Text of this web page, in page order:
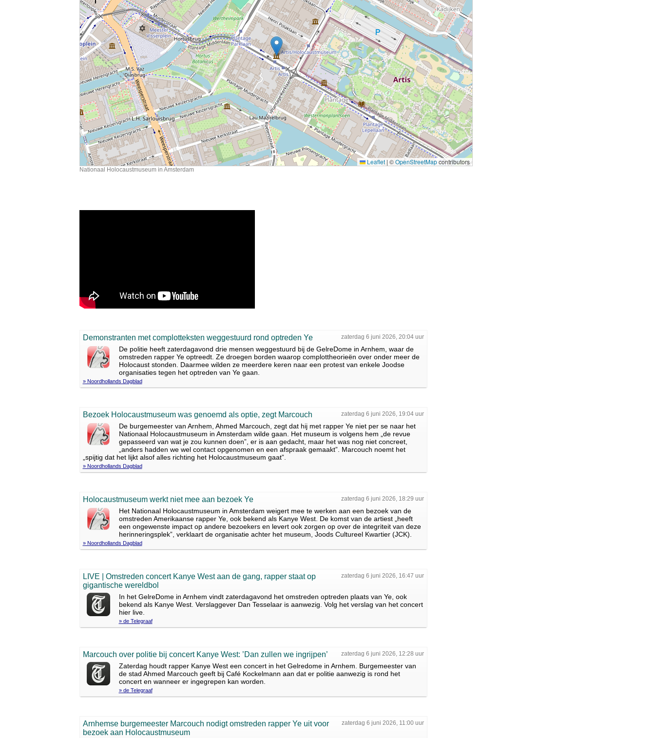
Leaflet | ©OpenStreetMapcontributors
Nationaal Holocaustmuseum in Amsterdam
zaterdag 6 juni 2026, 20:04 uur
Demonstranten met complotteksten weggestuurd rond optreden Ye
De politie heeft zaterdagavond drie mensen weggestuurd bij de GelreDome in Arnhem, waar de
omstreden rapper Ye optreedt. Ze droegen borden waarop complottheorieën over onder meer de
Holocaust stonden. Daarmee wilden ze meerdere keren naar een protest van enkele Joodse
organisaties tegen het optreden van Ye gaan.
» Noordhollands Dagblad
zaterdag 6 juni 2026, 19:04 uur
Bezoek Holocaustmuseum was genoemd als optie, zegt Marcouch
De burgemeester van Arnhem, Ahmed Marcouch, zegt dat hij met rapper Ye niet per se naar het
Nationaal Holocaustmuseum in Amsterdam wilde gaan. Het museum is volgens hem „de revue
gepasseerd van wat je zou kunnen doen”, er is aan gedacht, maar het was nog niet concreet,
„anders hadden we wel contact opgenomen en een afspraak gemaakt”. Marcouch noemt het
„spijtig dat het lijkt alsof alles richting het Holocaustmuseum gaat”.
» Noordhollands Dagblad
zaterdag 6 juni 2026, 18:29 uur
Holocaustmuseum werkt niet mee aan bezoek Ye
Het Nationaal Holocaustmuseum in Amsterdam weigert mee te werken aan een bezoek van de
omstreden Amerikaanse rapper Ye, ook bekend als Kanye West. De komst van de artiest „heeft
een ongewenste impact op andere bezoekers en levert ook zorgen op over de integriteit van deze
herinneringsplek”, verklaart de organisatie achter het museum, Joods Cultureel Kwartier (JCK).
» Noordhollands Dagblad
zaterdag 6 juni 2026, 16:47 uur
LIVE | Omstreden concert Kanye West aan de gang, rapper staat op
gigantische wereldbol
In het GelreDome in Arnhem vindt zaterdagavond het omstreden optreden plaats van Ye, ook
bekend als Kanye West. Verslaggever Dan Tesselaar is aanwezig. Volg het verslag van het concert
hier live.
» de Telegraaf
zaterdag 6 juni 2026, 12:28 uur
Marcouch over politie bij concert Kanye West: ’Dan zullen we ingrijpen’
Zaterdag houdt rapper Kanye West een concert in het Gelredome in Arnhem. Burgemeester van
de stad Ahmed Marcouch geeft bij Café Kockelmann aan dat er politie aanwezig is rond het
concert en wanneer er ingegrepen kan worden.
» de Telegraaf
zaterdag 6 juni 2026, 11:00 uur
Arnhemse burgemeester Marcouch nodigt omstreden rapper Ye uit voor
bezoek aan Holocaustmuseum